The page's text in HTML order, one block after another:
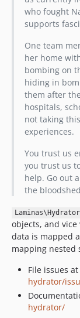
4.1.0
4.0.x-dev
4.0.3
4.0.2
4.0.1
4.0.0
3.2.x-dev
3.2.1
3.2.0
3.1.x-dev
3.1.1
3.1.0
3.0.3
3.0.2
3.0.1
3.0.0
2.4.1
2.4.0
2.3.1
who fought
supports
One team
her home
bombing on
hiding in
them after
hospitals,
not taking
experiences.
You trust us
you trust us
help. Go out
the
Laminas\Hydrator
objects, and
data is mapped
mapping nested
File issues at
hydrator/
hydrator/